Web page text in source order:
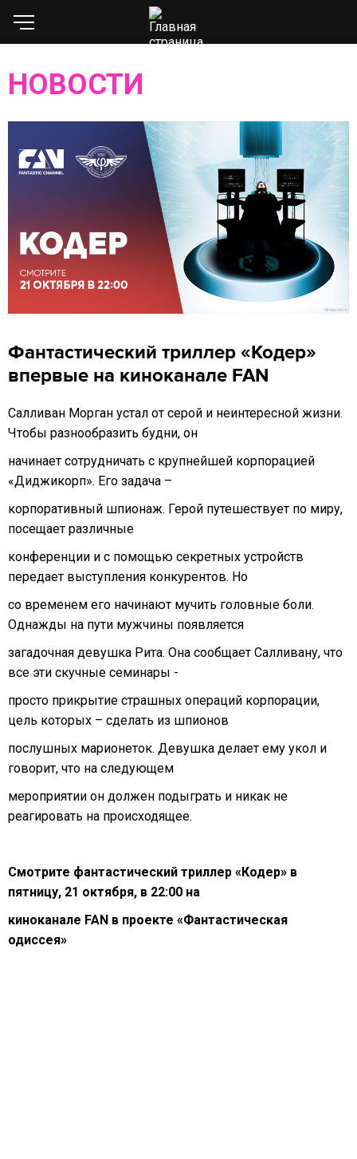
НОВОСТИ
Фантастический триллер «Кодер»
впервые на киноканале FAN
Салливан Морган устал от серой и неинтересной жизни.
Чтобы разнообразить будни, он
начинает сотрудничать с крупнейшей корпорацией
«Диджикорп». Его задача –
корпоративный шпионаж. Герой путешествует по миру,
посещает различные
конференции и с помощью секретных устройств
передает выступления конкурентов. Но
со временем его начинают мучить головные боли.
Однажды на пути мужчины появляется
загадочная девушка Рита. Она сообщает Салливану, что
все эти скучные семинары -
просто прикрытие страшных операций корпорации,
цель которых – сделать из шпионов
послушных марионеток. Девушка делает ему укол и
говорит, что на следующем
мероприятии он должен подыграть и никак не
реагировать на происходящее.
Смотрите фантастический триллер «Кодер» в
пятницу, 21 октября, в 22:00 на
киноканале FAN в проекте «Фантастическая
одиссея»